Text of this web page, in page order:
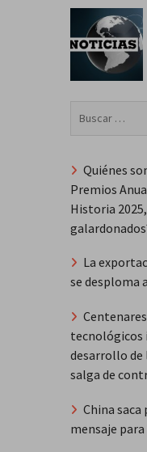
Quiénes
Premios
Historia
La
se desploma
tecnológicos
desarrollo de
salga de
China saca
mensaje